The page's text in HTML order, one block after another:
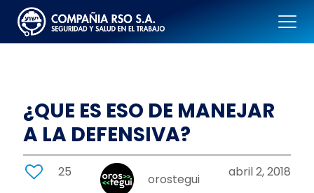
¿QUE ES ESO DE MANEJAR
A LA DEFENSIVA?
25 orostegui abril 2, 2018